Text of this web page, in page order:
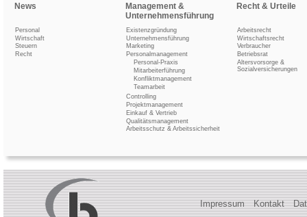
News
Personal
Wirtschaft
Steuern
Recht
Management &
Unternehmensführung
Existenzgründung
Unternehmensführung
Marketing
Personalmanagement
Personal-Praxis
Mitarbeiterführung
Konfliktmanagement
Teamarbeit
Controlling
Projektmanagement
Einkauf & Vertrieb
Qualitätsmanagement
Arbeitsschutz & Arbeitssicherheit
Recht & Urteile
Arbeitsrecht
Wirtschaftsrecht
Verbraucher
Betriebsrat
Altersvorsorge &
Sozialversicherungen
Impressum Kontakt